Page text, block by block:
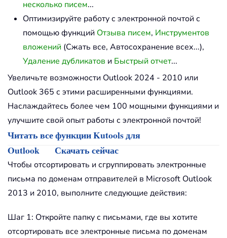
несколько писем...
Оптимизируйте работу с электронной почтой с
помощью функций Отзыва писем, Инструментов
вложений (Сжать все, Автосохранение всех...),
Удаление дубликатов и Быстрый отчет...
Увеличьте возможности Outlook 2024 - 2010 или
Outlook 365 с этими расширенными функциями.
Наслаждайтесь более чем 100 мощными функциями и
улучшите свой опыт работы с электронной почтой!
Читать все функции Kutools для
Outlook
Скачать сейчас
Чтобы отсортировать и сгруппировать электронные
письма по доменам отправителей в Microsoft Outlook
2013 и 2010, выполните следующие действия:
Шаг 1: Откройте папку с письмами, где вы хотите
отсортировать все электронные письма по доменам